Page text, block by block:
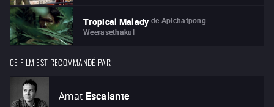
Tropical Malady de Apichatpong
Weerasethakul
CE FILM EST RECOMMANDÉ PAR
Amat Escalante